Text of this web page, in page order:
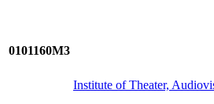
0101160M3
Institute of Theater,